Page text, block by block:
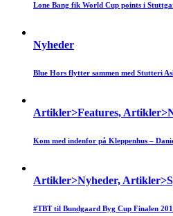
Lone Bang fik World Cup points i
Nyheder
Blue Hors flytter sammen med Stutteri
Artikler>Features,
Kom med indenfor på Kleppenhus –
Artikler>Nyheder,
#TBT til Bundgaard Byg Cup Finalen